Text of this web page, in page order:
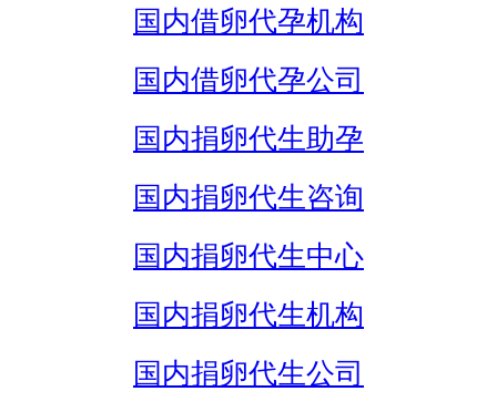
国内借卵代孕机构
国内借卵代孕公司
国内捐卵代生助孕
国内捐卵代生咨询
国内捐卵代生中心
国内捐卵代生机构
国内捐卵代生公司